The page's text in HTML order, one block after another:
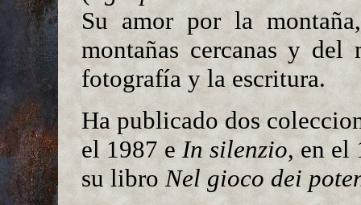
Su amor por la
montañas cercanas y
fotografía y la escritura.
Ha publicado dos
el 1987 eIn silenzio, en el
su libroNel gioco dei